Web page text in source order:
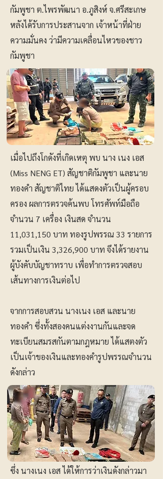
กัมพูชา ต.ไพรพัฒนา อ.ภูสิงห์ จ.ศรีสะเกษ
หลังได้รับการประสานจาก เจ้าหน้าที่ฝ่าย
ความมั่นคง ว่ามีความเคลื่อนไหวของชาว
กัมพูชา
เมื่อไปถึงโกดังที่เกิดเหตุ พบ นาง เนง เอส
(Miss NENG ET) สัญชาติกัมพูชา และนาย
ทองคำ สัญชาติไทย ได้แสดงตัวเป็นผู้ครอบ
ครอง ผลการตรวจค้นพบ โทรศัพท์มือถือ
จำนวน 7 เครื่อง เงินสด จำนวน
11,031,150 บาท ทองรูปพรรณ 33 รายการ
รวมเป็นเงิน 3,326,900 บาท จึงได้รายงาน
ผู้บังคับบัญชาทราบ เพื่อทำการตรวจสอบ
เส้นทางการเงินต่อไป
จากการสอบสวน นางเนง เอส และนาย
ทองคำ ซึ่งทั้งสองคนแต่งงานกันและจด
ทะเบียนสมรสกันตามกฎหมาย ได้แสตงตัว
เป็นเจ้าของเงินและทองคำรูปพรรณจำนวน
ดังกล่าว
ซึ่ง นางเนง เอส ได้ให้การว่าเงินดังกล่าวมา